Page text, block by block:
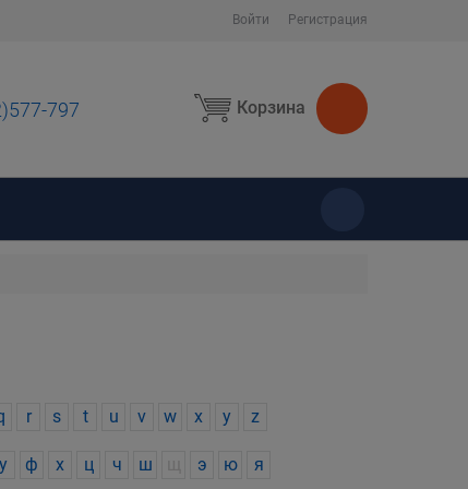
Войти Регистрация
797 Корзина
r s t u v w x y z
у ф х ц ч ш э ю я